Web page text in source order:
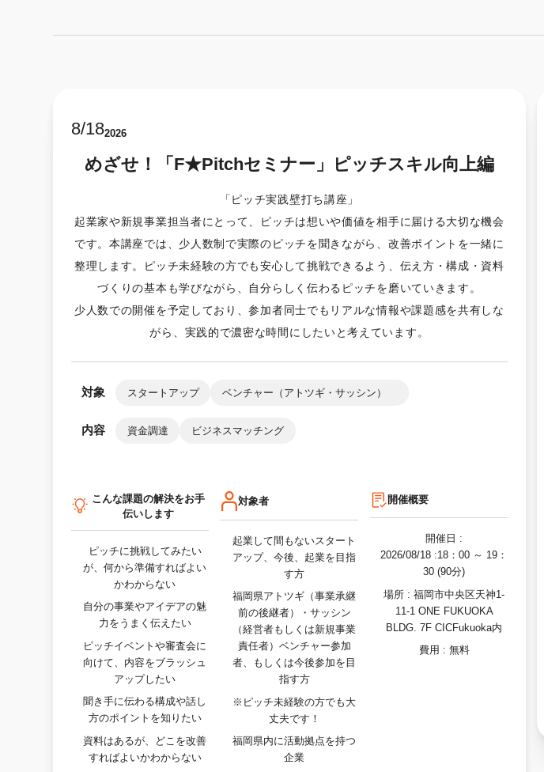
8/182026
めざせ！「F★Pitchセミナー」ピッチスキル向上編
「ピッチ実践壁打ち講座」
起業家や新規事業担当者にとって、ピッチは想いや価値を相手に届ける大切な機会
です。本講座では、少人数制で実際のピッチを聞きながら、改善ポイントを一緒に
整理します。ピッチ未経験の方でも安心して挑戦できるよう、伝え方・構成・資料
づくりの基本も学びながら、自分らしく伝わるピッチを磨いていきます。
少人数での開催を予定しており、参加者同士でもリアルな情報や課題感を共有しな
がら、実践的で濃密な時間にしたいと考えています。
対象 スタートアップ ベンチャー（アトツギ・サッシン）
内容 資金調達 ビジネスマッチング
こんな課題の解決をお手
伝いします
ピッチに挑戦してみたい
が、何から準備すればよい
かわからない
自分の事業やアイデアの魅
力をうまく伝えたい
ピッチイベントや審査会に
向けて、内容をブラッシュ
アップしたい
聞き手に伝わる構成や話し
方のポイントを知りたい
資料はあるが、どこを改善
すればよいかわからない
対象者
起業して間もないスタート
アップ、今後、起業を目指
す方
福岡県アトツギ（事業承継
前の後継者）・サッシン
（経営者もしくは新規事業
責任者）ベンチャー参加
者、もしくは今後参加を目
指す方
※ピッチ未経験の方でも大
丈夫です！
福岡県内に活動拠点を持つ
企業
開催概要
開催日 :
2026/08/18 :18：00 ～ 19：
30 (90分)
場所 :福岡市中央区天神1-
11-1 ONE FUKUOKA
BLDG. 7F CICFukuoka内
費用 : 無料